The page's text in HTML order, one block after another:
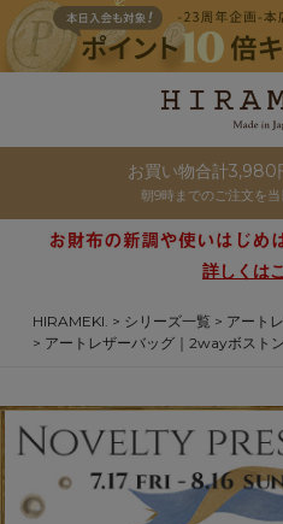
お買い物合計3,980
朝9時までのご注文を当
詳しくは
HIRAMEKI. シリーズ一覧 アート
アートレザーバッグ｜2wayボスト